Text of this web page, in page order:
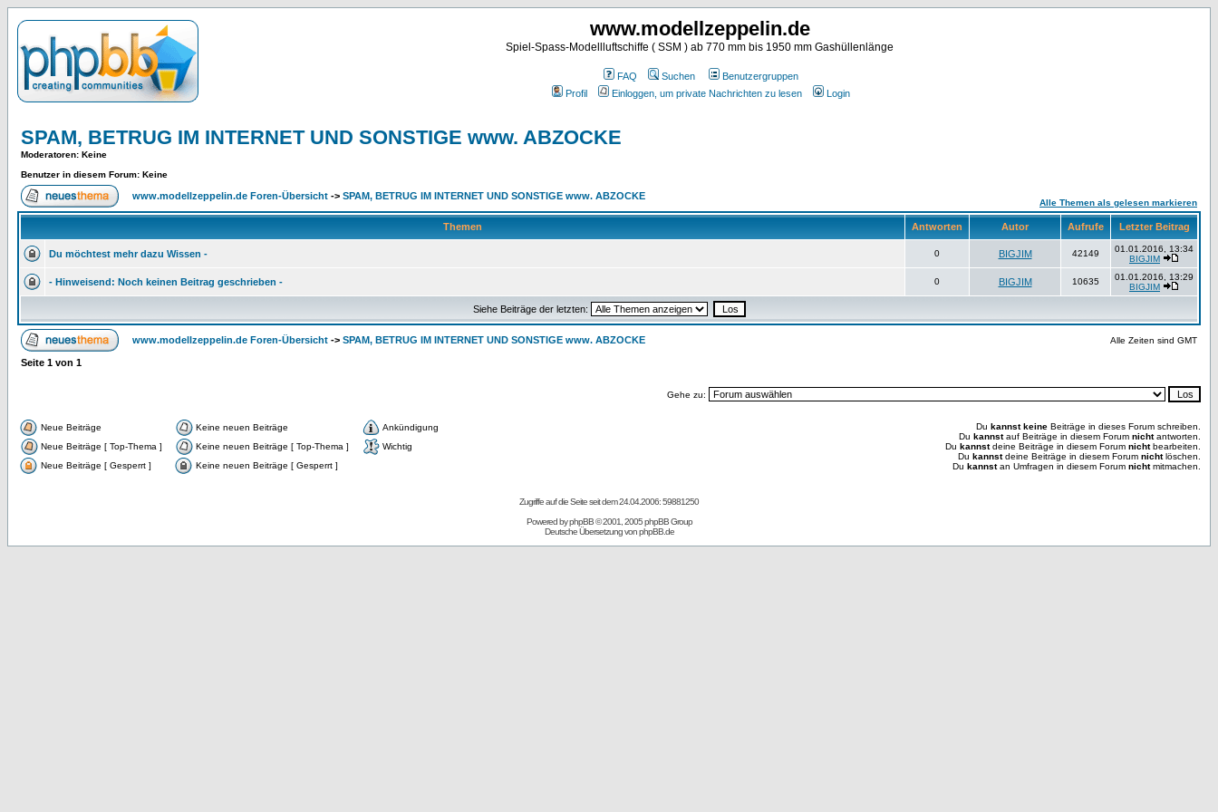
www.modellzeppelin.de
Spiel-Spass-Modellluftschiffe ( SSM ) ab 770 mm bis 1950 mm Gashüllenlänge
FAQ Suchen
Benutzergruppen
Profil
Einloggen, um private Nachrichten zu lesen Login
SPAM, BETRUG IM INTERNET UND SONSTIGE www. ABZOCKE
Moderatoren: Keine
Benutzer in diesem Forum: Keine
www.modellzeppelin.de Foren-Übersicht -> SPAM, BETRUG IM INTERNET UND SONSTIGE www. ABZOCKE
Alle Themen als gelesen markieren
Themen Antworten Autor Aufrufe Letzter Beitrag
Du möchtest mehr dazu Wissen - 0 BIGJIM 42149
01.01.2016, 13:34
BIGJIM
- Hinweisend: Noch keinen Beitrag geschrieben - 0 BIGJIM 10635
01.01.2016, 13:29
BIGJIM
Siehe Beiträge der letzten:
www.modellzeppelin.de Foren-Übersicht -> SPAM, BETRUG IM INTERNET UND SONSTIGE www. ABZOCKE Alle Zeiten sind GMT
Seite 1 von 1
Gehe zu:
Neue Beiträge Keine neuen Beiträge
Ankündigung
Neue Beiträge [ Top-Thema ]
Keine neuen Beiträge [ Top-Thema ]
Wichtig
Neue Beiträge [ Gesperrt ]
Keine neuen Beiträge [ Gesperrt ]
Du kannst keine Beiträge in dieses Forum schreiben.
Du kannstauf Beiträge in diesem Forum nichtantworten.
Du kannstdeine Beiträge in diesem Forum nichtbearbeiten.
Du kannstdeine Beiträge in diesem Forum nichtlöschen.
Du kannstan Umfragen in diesem Forum nichtmitmachen.
Zugriffe auf die Seite seit dem 24.04.2006: 59881250
Powered byphpBB© 2001, 2005 phpBB Group
Deutsche Übersetzung vonphpBB.de